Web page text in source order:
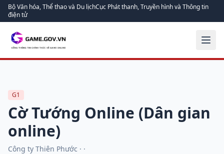
Bộ Văn hóa, Thể thao và Du lịchCục Phát thanh, Truyền hình và Thông tin
điện tử
G1
Cờ Tướng Online (Dân gian
online)
Công ty Thiên Phước · ·